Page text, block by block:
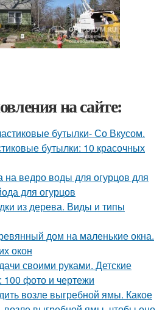
на сайте:
бутылки- Со Вкусом.
бутылки: 10 красочных
на ведро воды для огурцов для
для огурцов
из дерева. Виды и типы
дом на маленькие окна.
окон
своими руками. Детские
100 фото и чертежи
возле выгребной ямы. Какое